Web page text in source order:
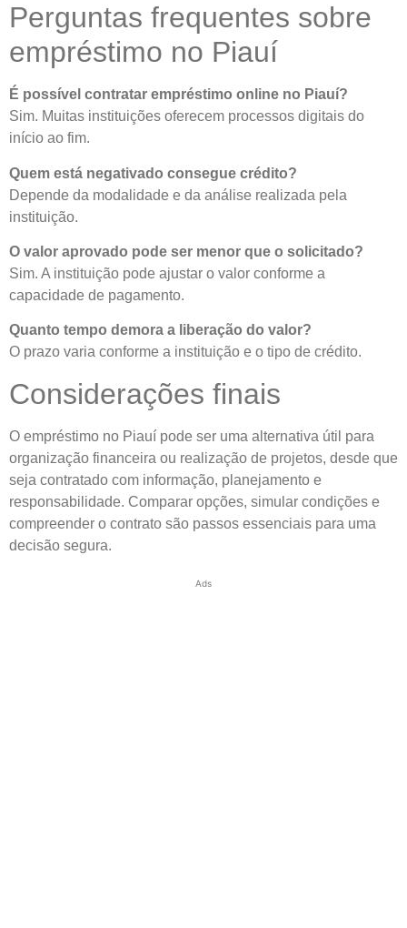
Perguntas frequentes sobre
empréstimo no Piauí
É possível contratar empréstimo online no Piauí?
Sim. Muitas instituições oferecem processos digitais do
início ao fim.
Quem está negativado consegue crédito?
Depende da modalidade e da análise realizada pela
instituição.
O valor aprovado pode ser menor que o solicitado?
Sim. A instituição pode ajustar o valor conforme a
capacidade de pagamento.
Quanto tempo demora a liberação do valor?
O prazo varia conforme a instituição e o tipo de crédito.
Considerações finais
O empréstimo no Piauí pode ser uma alternativa útil para
organização financeira ou realização de projetos, desde que
seja contratado com informação, planejamento e
responsabilidade. Comparar opções, simular condições e
compreender o contrato são passos essenciais para uma
decisão segura.
Ads